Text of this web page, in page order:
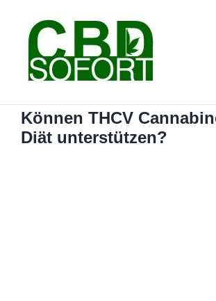
springen
Können THCV
Diät unterstützen?